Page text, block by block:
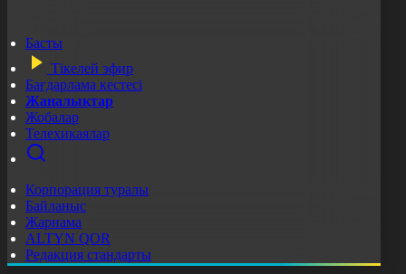
Басты
Тікелей эфир
Бағдарлама кестесі
Жаңалықтар
Жобалар
Телехикаялар
Корпорация туралы
Байланыс
Жарнама
ALTYN QOR
Редакция стандарты